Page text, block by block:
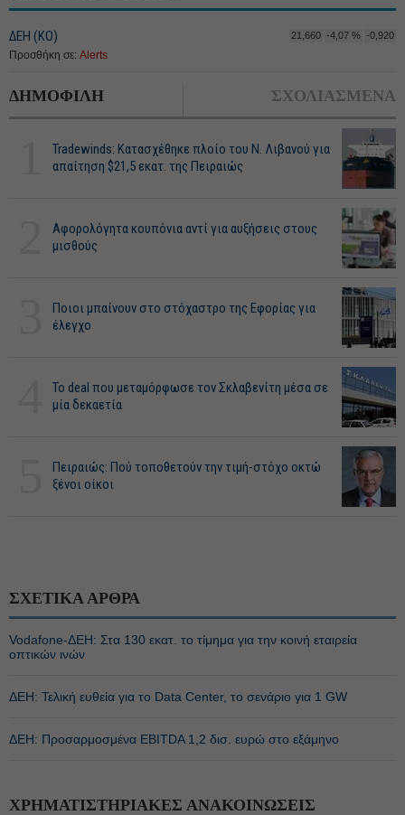
ΔΕΗ (ΚΟ) 21,660 -4,07 % -0,920
Προσθήκη σε: Alerts
ΔΗΜΟΦΙΛΗ ΣΧΟΛΙΑΣΜΕΝΑ
Tradewinds: Κατασχέθηκε πλοίο του Ν. Λιβανού για
απαίτηση $21,5 εκατ. της Πειραιώς
Αφορολόγητα κουπόνια αντί για αυξήσεις στους
μισθούς
Ποιοι μπαίνουν στο στόχαστρο της Εφορίας για
έλεγχο
Το deal που μεταμόρφωσε τον Σκλαβενίτη μέσα σε
μία δεκαετία
Πειραιώς: Πού τοποθετούν την τιμή-στόχο οκτώ
ξένοι οίκοι
ΣΧΕΤΙΚΑ ΑΡΘΡΑ
Vodafone-ΔΕΗ: Στα 130 εκατ. το τίμημα για την κοινή εταιρεία
οπτικών ινών
ΔΕΗ: Τελική ευθεία για το Data Center, το σενάριο για 1 GW
ΔΕΗ: Προσαρμοσμένα EBITDA 1,2 δισ. ευρώ στο εξάμηνο
ΧΡΗΜΑΤΙΣΤΗΡΙΑΚΕΣ ΑΝΑΚΟΙΝΩΣΕΙΣ